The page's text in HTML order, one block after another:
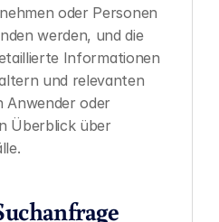
oder Personen
werden, und die
Informationen
und relevanten
Anwender oder
Überblick über